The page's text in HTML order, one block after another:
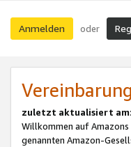
Anmelden oder
zuletzt aktualisiert am:
Willkommen auf
genannten Amazon-